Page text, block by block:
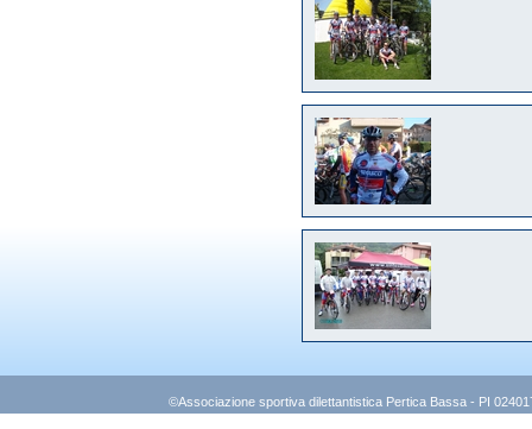
©Associazione sportiva dilettantistica Pertica Bassa - PI